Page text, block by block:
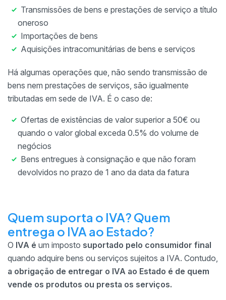
Transmissões de bens e prestações de serviço a título
oneroso
Importações de bens
Aquisições intracomunitárias de bens e serviços
Há algumas operações que, não sendo transmissão de
bens nem prestações de serviços, são igualmente
tributadas em sede de IVA. É o caso de:
Ofertas de existências de valor superior a 50€ ou
quando o valor global exceda 0.5% do volume de
negócios
Bens entregues à consignação e que não foram
devolvidos no prazo de 1 ano da data da fatura
Quem suporta o IVA? Quem
entrega o IVA ao Estado?
O IVA é um imposto suportado pelo consumidor final
quando adquire bens ou serviços sujeitos a IVA. Contudo,
a obrigação de entregar o IVA ao Estado é de quem
vende os produtos ou presta os serviços.